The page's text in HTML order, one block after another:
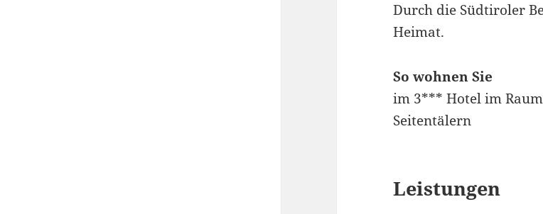
Durch die Südtiroler
Heimat.
So wohnen Sie
im 3*** Hotel im
Seitentälern
Leistungen